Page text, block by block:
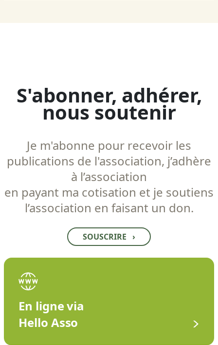
S'abonner, adhérer,
nous soutenir
Je m'abonne pour recevoir les
publications de l'association, j’adhère
à l’association
en payant ma cotisation et je soutiens
l’association en faisant un don.
SOUSCRIRE ›
En ligne via
Hello Asso